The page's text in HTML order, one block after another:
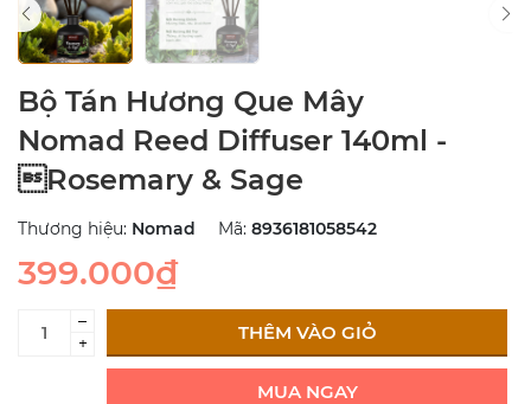
Bộ Tán Hương Que Mây
Nomad Reed Diffuser 140ml -
Rosemary & Sage
Thương hiệu: Nomad Mã: 8936181058542
399.000₫
–
+
THÊM VÀO GIỎ
MUA NGAY